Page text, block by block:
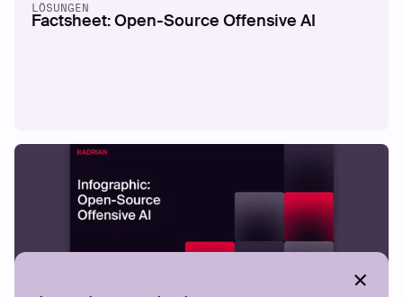
LÖSUNGEN
Factsheet: Open-Source Offensive AI